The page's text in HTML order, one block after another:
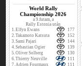
World Rally
Championship 2026
a 9.futam, a
Rally Estonia után
1.Elfyn Ewans
177
2.Takamoto Katsuta
152
3.Sami Pajari
144
4.Sebastian Ogier
139
5.Oliver Solberg
130
6.Thierry Neuville
111
7.Adrien Fourmaux
111